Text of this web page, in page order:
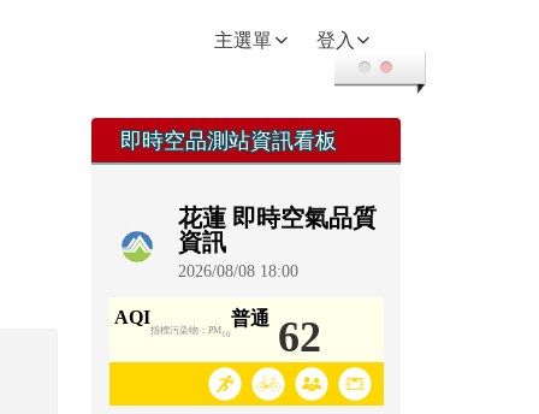
主選單 登入
右邊區域內容
即時空品測站資訊看板